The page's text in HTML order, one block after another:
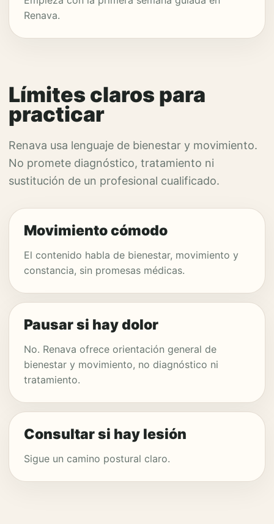
Renava.
Límites claros para
practicar
Renava usa lenguaje de bienestar y movimiento.
No promete diagnóstico, tratamiento ni
sustitución de un profesional cualificado.
Movimiento cómodo
El contenido habla de bienestar, movimiento y
constancia, sin promesas médicas.
Pausar si hay dolor
No. Renava ofrece orientación general de
bienestar y movimiento, no diagnóstico ni
tratamiento.
Consultar si hay lesión
Sigue un camino postural claro.